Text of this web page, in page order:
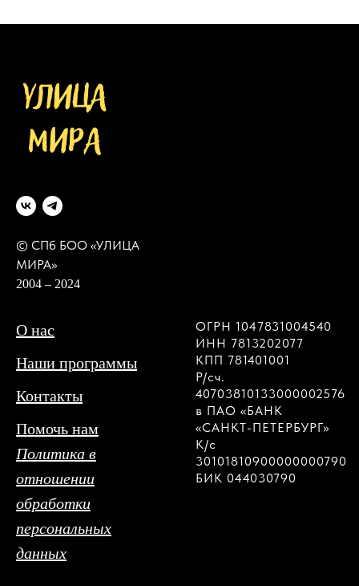
© СПб БОО «УЛИЦА
МИРА»
2004 – 2024
О нас
Наши программы
Контакты
Помочь нам
Политика в
отношении
обработки
персональных
данных
ОГРН 1047831004540
ИНН 7813202077
КПП 781401001
Р/сч.
40703810133000002576
в ПАО «БАНК
«САНКТ-ПЕТЕРБУРГ»
К/с
30101810900000000790
БИК 044030790